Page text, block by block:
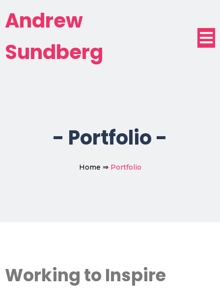
Andrew
Sundberg
- Portfolio-
Home ⇒ Portfolio
Working to Inspire